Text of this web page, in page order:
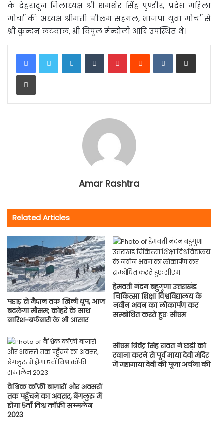
के देहरादून जिलाध्यक्ष श्री शमशेर सिंह पुण्डीर, प्रदेश महिला
मोर्चा की अध्यक्ष श्रीमती नीलम सहगल, भाजपा युवा मोर्चा से
श्री कुन्दन लटवाल, श्री विपुल मैन्दोली आदि उपस्थित थे।
LinkedInTumblrPinterestReddit VKontakteShare via Email
Print
Amar Rashtra
Related Articles
पहाड़ से मैदान तक खिली धूप, आज
बदलेगा मौसम; कोहरे के साथ
बारिश-बर्फबारी के भी आसार
हेमवती नंदन बहुगुणा उत्तराखंड
चिकित्सा शिक्षा विश्वविद्यालय के
नवीन भवन का लोकार्पण कर
सम्बोधित करते हुएः सीएम
वैश्विक कॉफ़ी बाज़ारों और अवसरों
तक पहुँचने का अवसर, बेंगलुरु में
होगा 5वाँ विश्व कॉफ़ी सम्मलेन
2023
सीएम त्रिवेंद्र सिंह रावत ने छड़ी को
रवाना करने से पूर्व माया देवी मंदिर
में महामाया देवी की पूजा अर्चना की